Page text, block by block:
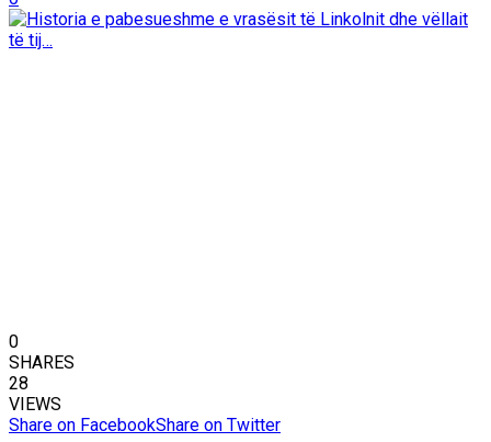
0
SHARES
28
VIEWS
Share on FacebookShare on Twitter